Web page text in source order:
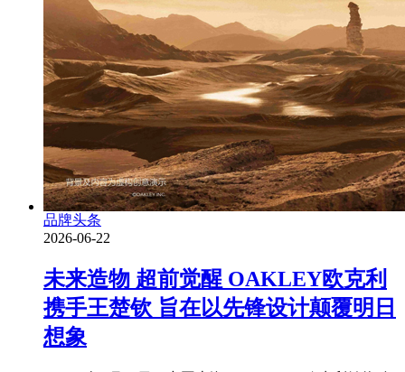
品牌头条
2026-06-22
未来造物 超前觉醒 OAKLEY欧克利
携手王楚钦 旨在以先锋设计颠覆明日
想象